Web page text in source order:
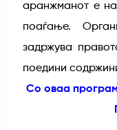
аранжманот е
поаѓање.
задржува
поедини
Со оваа